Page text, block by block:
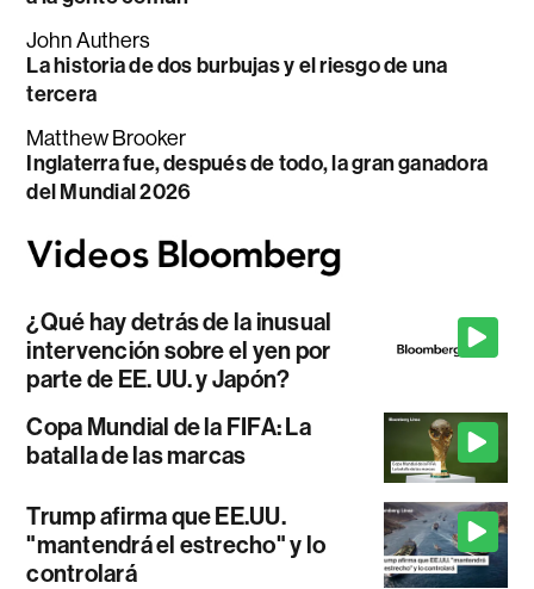
John Authers
La historia de dos burbujas y el riesgo de una
tercera
Matthew Brooker
Inglaterra fue, después de todo, la gran ganadora
del Mundial 2026
¿Qué hay detrás de la inusual
intervención sobre el yen por
parte de EE. UU. y Japón?
Copa Mundial de la FIFA: La
batalla de las marcas
Trump afirma que EE.UU.
"mantendrá el estrecho" y lo
controlará